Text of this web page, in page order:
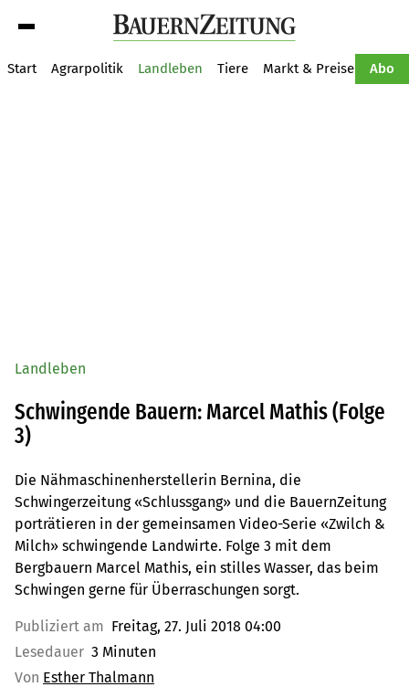
Start Agrarpolitik Landleben Tiere Markt & Preise Abo
Landleben
Schwingende Bauern: Marcel Mathis (Folge
3)
Die Nähmaschinenherstellerin Bernina, die
Schwingerzeitung «Schlussgang» und die BauernZeitung
porträtieren in der gemeinsamen Video-Serie «Zwilch &
Milch» schwingende Landwirte. Folge 3 mit dem
Bergbauern Marcel Mathis, ein stilles Wasser, das beim
Schwingen gerne für Überraschungen sorgt.
Publiziert am Freitag, 27. Juli 2018 04:00
Lesedauer 3 Minuten
Von Esther Thalmann